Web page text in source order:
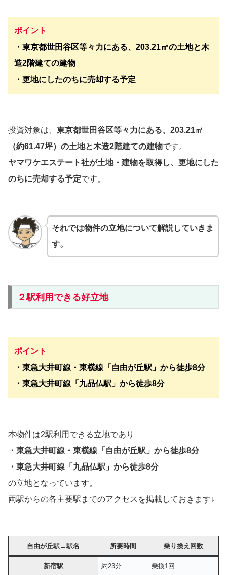
ポイント
・東京都世田谷区等々力にある、203.21㎡の土地と木
造2階建ての建物
・更地にしたのちに売却する予定
投資対象は、 東京都世田谷区等々力にある、203.21㎡
（約61.47坪）の土地と木造2階建ての建物です。
ヤマワケエステート社が土地・建物を取得し、更地にした
のちに売却する予定です。
それでは物件の立地について解説していきま
す。
２駅利用できる好立地
ポイント
・東急大井町線・東横線「自由が丘駅」から徒歩8分
・ 東急大井町線 「九品仏駅」から徒歩8分
本物件は2駅利用できる立地であり
・ 東急大井町線・東横線「自由が丘駅」から徒歩8分
・ 東急大井町線 「九品仏駅」から徒歩8分
の立地となっています。
両駅からの各主要駅までのアクセスを掲載しておきます↓
自由が丘駅↔︎駅名 所要時間 乗り換え回数
新宿駅 約23分 乗換1回